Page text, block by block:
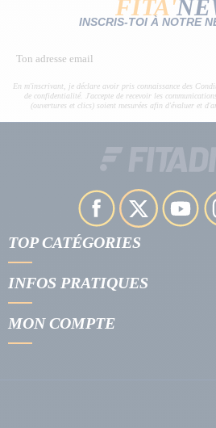
FITA'
INSCRIS-TOI À NOTRE
En m'inscrivant, je déclare avoir pris connaissance des
de confidentialité. J'accepte de recevoir les
(ouvertures et clics) soient mesurées afin d'évaluer et
TOP CATÉGORIES
INFOS PRATIQUES
MON COMPTE